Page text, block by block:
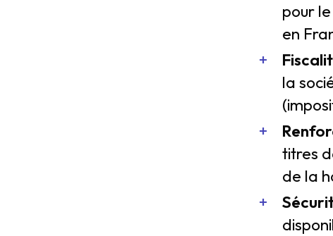
pour
en
la
titres
de la